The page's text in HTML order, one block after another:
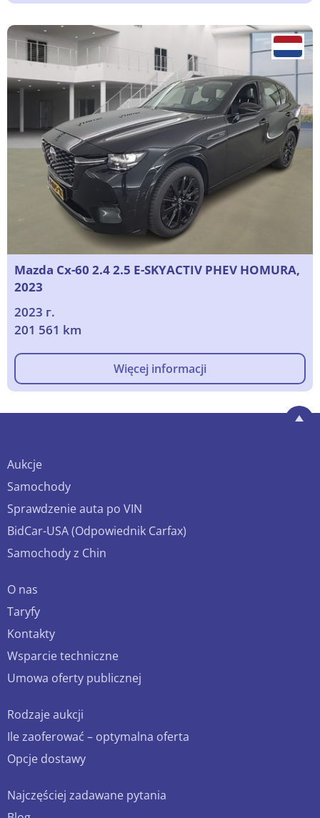
Mazda Cx-60 2.4 2.5 E-SKYACTIV PHEV HOMURA,
2023
2023 г.
201 561 km
Więcej informacji
Aukcje
Samochody
Sprawdzenie auta po VIN
BidCar-USA (Odpowiednik Carfax)
Samochody z Chin
O nas
Taryfy
Kontakty
Wsparcie techniczne
Umowa oferty publicznej
Rodzaje aukcji
Ile zaoferować – optymalna oferta
Opcje dostawy
Najczęściej zadawane pytania